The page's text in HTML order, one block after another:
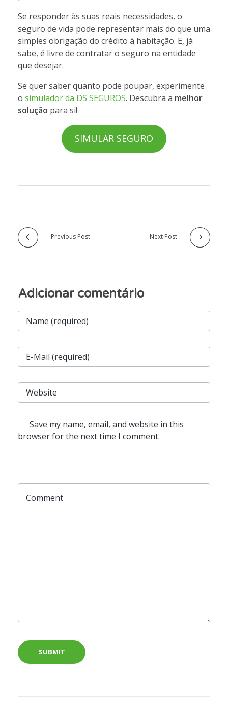
Se responder às suas reais necessidades, o
seguro de vida pode representar mais do que uma
simples obrigação do crédito à habitação. E, já
sabe, é livre de contratar o seguro na entidade
que desejar.
Se quer saber quanto pode poupar, experimente
o simulador da DS SEGUROS. Descubra a melhor
solução para si!
SIMULAR SEGURO
Previous Post Next Post
Save my name, email, and website in this
browser for the next time I comment.